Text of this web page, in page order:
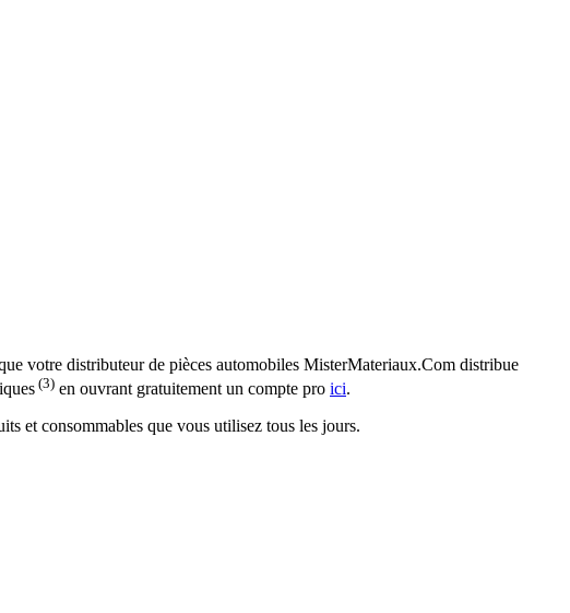
votre distributeur de pièces automobiles MisterMateriaux.Com distribue
(3) en ouvrant gratuitement un compte pro ici.
et consommables que vous utilisez tous les jours.